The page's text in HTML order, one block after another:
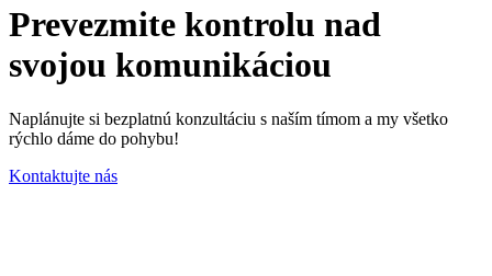
Prevezmite kontrolu nad
svojou komunikáciou
Naplánujte si bezplatnú konzultáciu s naším tímom a my všetko
rýchlo dáme do pohybu!
Kontaktujte nás